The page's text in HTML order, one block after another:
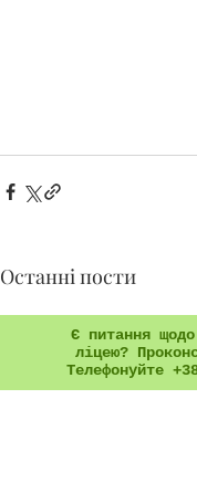
Є питання
ліцею?
Телефонуйте
Останні пости